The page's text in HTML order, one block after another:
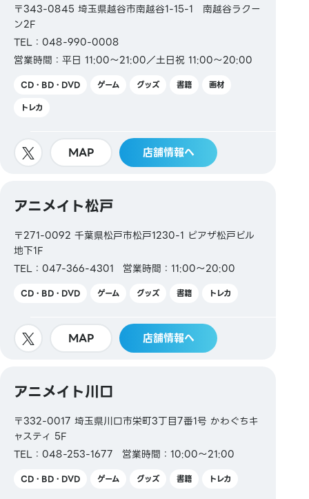
〒343-0845 埼玉県越谷市南越谷1-15-1 南越谷ラクー
ン2F
TEL：048-990-0008
営業時間：平日 11:00～21:00／土日祝 11:00～20:00
CD・BD・DVD ゲーム グッズ 書籍
画材
トレカ
MAP 店舗情報へ
アニメイト松戸
〒271-0092 千葉県松戸市松戸1230-1 ピアザ松戸ビル
地下1F
TEL：047-366-4301
営業時間：11:00～20:00
CD・BD・DVD ゲーム グッズ 書籍 トレカ
MAP 店舗情報へ
アニメイト川口
〒332-0017 埼玉県川口市栄町3丁目7番1号 かわぐちキ
ャスティ 5F
TEL：048-253-1677
営業時間：10:00～21:00
CD・BD・DVD ゲーム グッズ 書籍 トレカ